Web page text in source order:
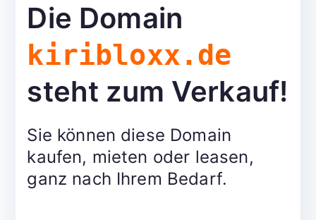
Die Domain
kiribloxx.de
steht zum Verkauf!
Sie können diese Domain
kaufen, mieten oder leasen,
ganz nach Ihrem Bedarf.